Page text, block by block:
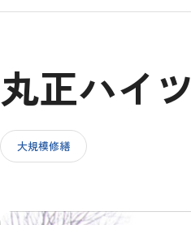
施工事例
CSRの取り組み
IR情報
丸正ハイツ
大規模修繕